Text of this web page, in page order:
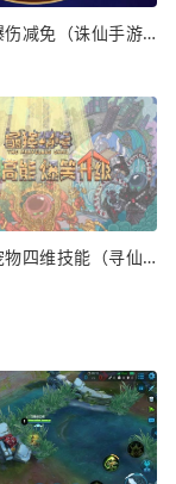
诛仙手游爆伤减免（诛仙手游爆伤减免重要吗）
寻仙手游宠物四维技能（寻仙手游宠物四维技能怎么升级）